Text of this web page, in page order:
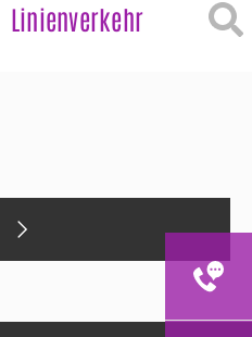
Linienverkehr